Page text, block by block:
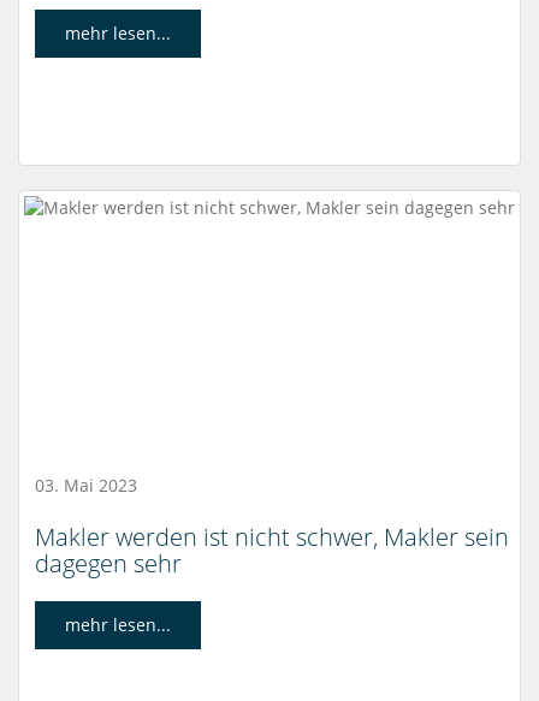
mehr lesen...
03. Mai 2023
Makler werden ist nicht schwer, Makler sein
dagegen sehr
mehr lesen...